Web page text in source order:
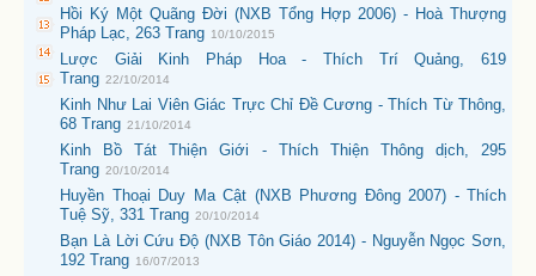
Hồi Ký Một Quãng Đời (NXB Tổng Hợp 2006) - Hoà Thượng
Pháp Lạc, 263 Trang 10/10/2015
Lược Giải Kinh Pháp Hoa - Thích Trí Quảng, 619
Trang 22/10/2014
Kinh Như Lai Viên Giác Trực Chỉ Đề Cương - Thích Từ Thông,
68 Trang 21/10/2014
Kinh Bồ Tát Thiện Giới - Thích Thiện Thông dịch, 295
Trang 20/10/2014
Huyền Thoại Duy Ma Cật (NXB Phương Đông 2007) - Thích
Tuệ Sỹ, 331 Trang 20/10/2014
Bạn Là Lời Cứu Độ (NXB Tôn Giáo 2014) - Nguyễn Ngọc Sơn,
192 Trang 16/07/2013